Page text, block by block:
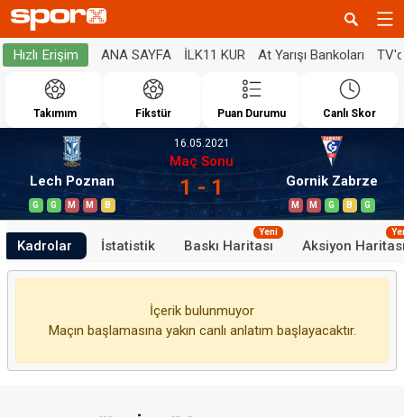
Hızlı Erişim ANA SAYFA İLK11 KUR At Yarışı Bankoları
Takımım Fikstür Puan Durumu Canlı Skor
Lech Poznan
G G M M B
16.05.2021
Maç Sonu
1 - 1 Gornik Zabrze
M M G B G
Kadrolar İstatistik Baskı Haritası
Yeni
Aksiyon
İçerik bulunmuyor
Maçın başlamasına yakın canlı anlatım başlayacaktır.